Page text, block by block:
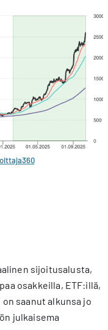
sijoitusalusta,
osakkeilla, ETF:illä,
saanut alkunsa jo
julkaisema